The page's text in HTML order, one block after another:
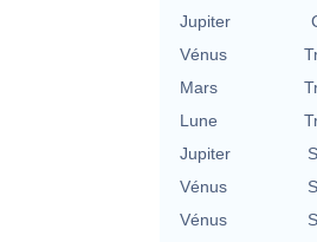
Jupiter
Vénus
Mars
Lune
Jupiter
Vénus
Vénus